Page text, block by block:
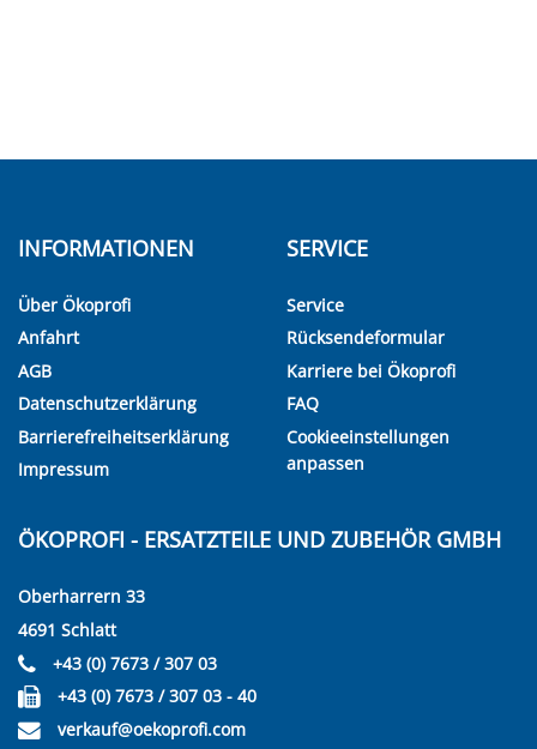
INFORMATIONEN
Über Ökoprofi
Anfahrt
AGB
Datenschutzerklärung
Barrierefreiheitserklärung
Impressum
SERVICE
Service
Rücksendeformular
Karriere bei Ökoprofi
FAQ
Cookieeinstellungen
anpassen
ÖKOPROFI - ERSATZTEILE UND ZUBEHÖR GMBH
Oberharrern 33
4691 Schlatt
+43 (0) 7673 / 307 03
+43 (0) 7673 / 307 03 - 40
verkauf@oekoprofi.com